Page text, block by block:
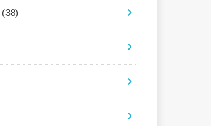
(38)